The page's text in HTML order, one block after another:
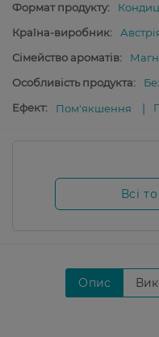
Формат продукту:
Країна-виробник:
Сімейство ароматів:
Особливість продукта:
Ефект:
Пом'якшення
Всі
Опис